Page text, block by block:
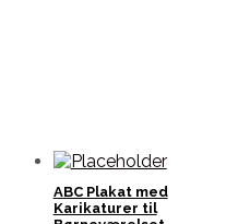
ABC Plakat med
Karikaturer til